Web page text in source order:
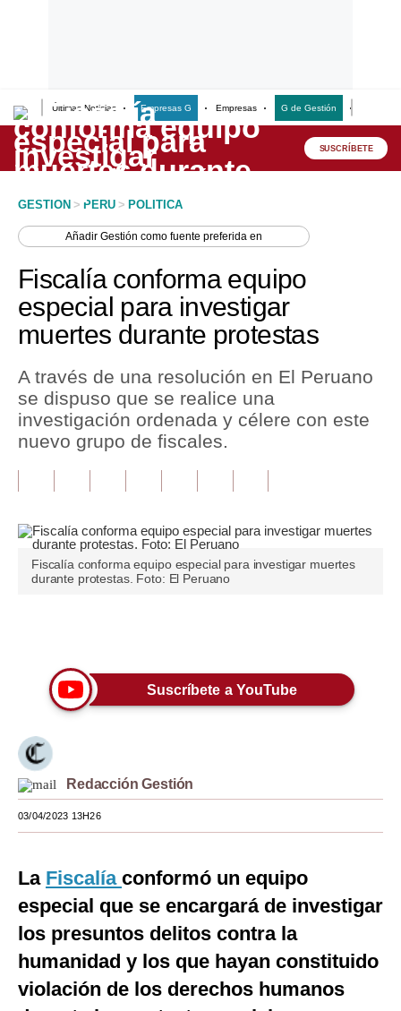
Últimas Noticias Empresas G Empresas G de Gestión
Lo último
Peru Quiosco
Economía
Mercados
Política
Finanzas Personales
Plus G
Opinión
Blogs
Lujo
Viajes
Mundo
EEUU
México
España
SUSCRÍBETE
GESTION > PERU > POLITICA
AñadirGestión como fuente preferida en
Fiscalía conforma equipo
especial para investigar
muertes durante protestas
A través de una resolución en El Peruano
se dispuso que se realice una
investigación ordenada y célere con este
nuevo grupo de fiscales.
Fiscalía conforma equipo especial para investigar muertes
durante protestas. Foto: El Peruano
Suscríbete a YouTube
Redacción Gestión
03/04/2023 13H26
La Fiscalía conformó un equipo
especial que se encargará de investigar
los presuntos delitos contra la
humanidad y los que hayan constituido
violación de los derechos humanos